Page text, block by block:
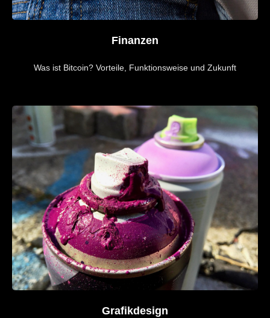
Finanzen
Was ist Bitcoin? Vorteile, Funktionsweise und Zukunft
Grafikdesign